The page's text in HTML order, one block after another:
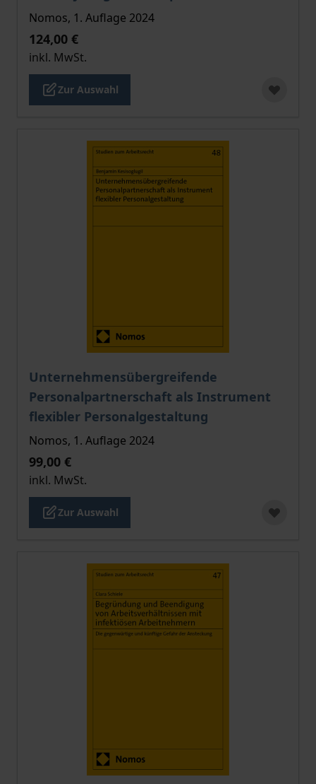
Nomos, 1. Auflage 2024
124,00 €
inkl. MwSt.
Zur Auswahl
Unternehmensübergreifende
Personalpartnerschaft als Instrument
flexibler Personalgestaltung
Der Preis dieses Titels richtet sich nach der
Nomos, 1. Auflage 2024
99,00 €
inkl. MwSt.
Zur Auswahl